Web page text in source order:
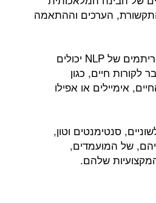
הערכים וההתאמה
2 עיבוד שפה טבעית: אלגוריתמים של NLP יכולים
חיים, כגון
אימיילים או אפילו
סנטימנטים וטון,
של המועמדים,
שלהם.